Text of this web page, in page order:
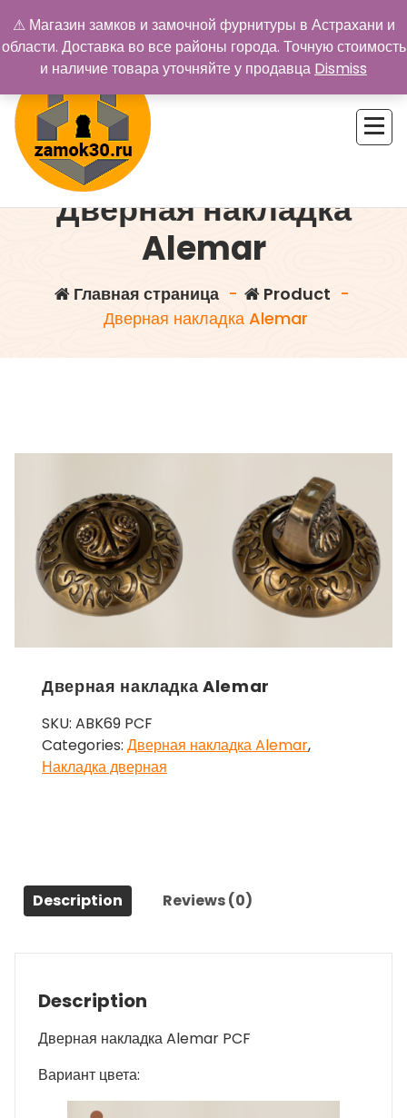
содержимому
Дверная накладка
Alemar
Главная страница - Product -
Дверная накладка Alemar
Дверная накладка Alemar
SKU: ABK69 PCF
Categories: Дверная накладка Alemar,
Накладка дверная
Description Reviews (0)
Description
Дверная накладка Alemar PCF
Вариант цвета:
⚠ Магазин замков и замочной фурнитуры в Астрахани и
области. Доставка во все районы города. Точную стоимость
и наличие товара уточняйте у продавца Dismiss